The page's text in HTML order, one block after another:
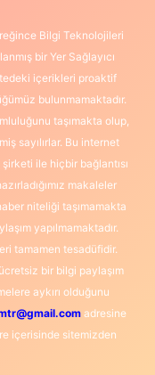
Bilgi Teknolojileri
bir Yer Sağlayıcı
içerikleri proaktif
bulunmamaktadır.
taşımakta olup,
sayılırlar. Bu internet
ile hiçbir bağlantısı
makaleler
niteliği taşımamakta
yapılmamaktadır.
tamamen tesadüfidir.
bir bilgi paylaşım
aykırı olduğunu
adresine
içerisinde sitemizden